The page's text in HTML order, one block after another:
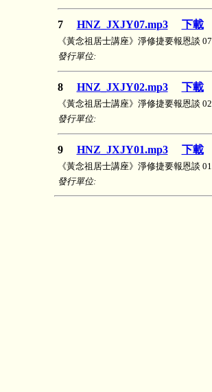
7 HNZ_JXJY07.mp3 下載
《黃念祖居士講座》淨修捷要報恩談 07
發行單位:
8 HNZ_JXJY02.mp3 下載
《黃念祖居士講座》淨修捷要報恩談 02
發行單位:
9 HNZ_JXJY01.mp3 下載
《黃念祖居士講座》淨修捷要報恩談 01
發行單位: